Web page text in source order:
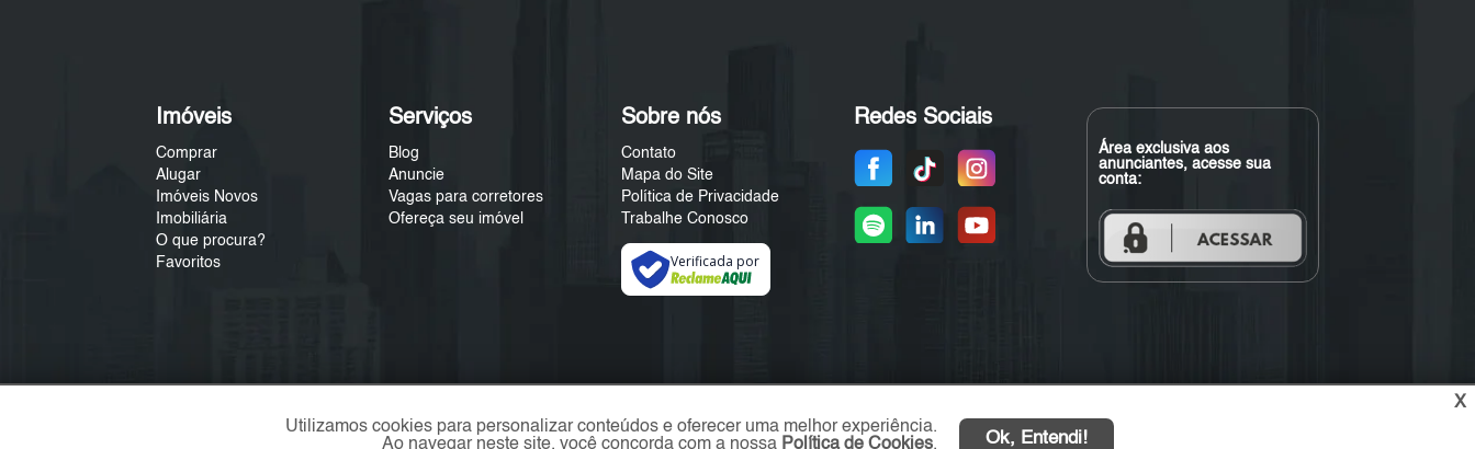
Imóveis
Comprar
Alugar
Imóveis Novos
Imobiliária
O que procura?
Favoritos
Serviços
Blog
Anuncie
Vagas para corretores
Ofereça seu imóvel
Sobre nós
Contato
Mapa do Site
Política de Privacidade
Trabalhe Conosco
Verificada por
Redes Sociais
Área exclusiva aos
anunciantes, acesse sua
conta:
X
Utilizamos cookies para personalizar conteúdos e oferecer uma melhor experiência.
Ao navegar neste site, você concorda com a nossa Política de Cookies. Ok, Entendi!